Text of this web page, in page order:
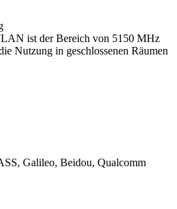
ist der Bereich von 5150 MHz
Nutzung in geschlossenen Räumen
Galileo, Beidou, Qualcomm